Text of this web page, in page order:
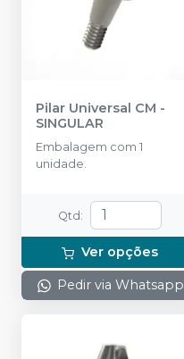
Pilar Universal CM -
SINGULAR
Embalagem com 1
unidade.
Qtd:
Ver opções
Pedir via Whatsapp